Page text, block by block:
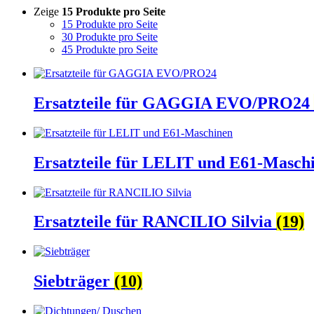
Zeige 15 Produkte pro Seite
15 Produkte pro Seite
30 Produkte pro Seite
45 Produkte pro Seite
Ersatzteile für GAGGIA EVO/PRO24
Ersatzteile für LELIT und E61-
Ersatzteile für RANCILIO Silvia (19)
Siebträger (10)